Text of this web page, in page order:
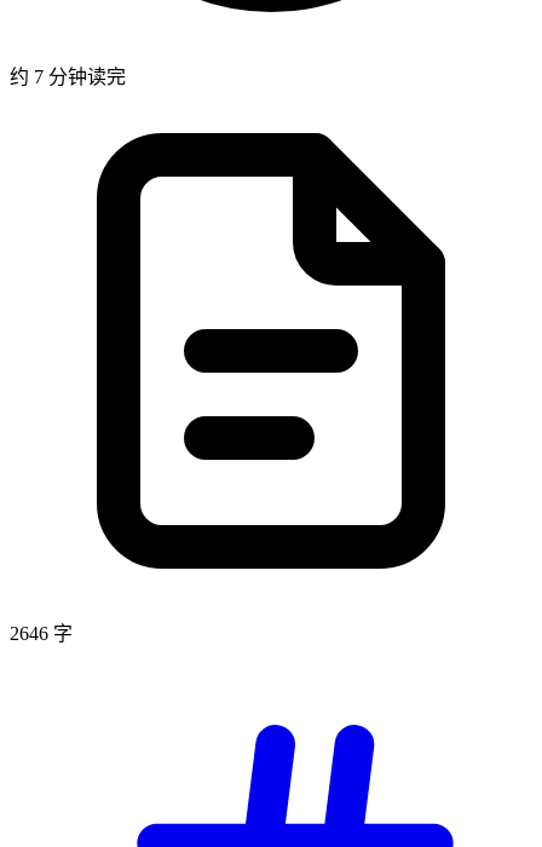
约 7 分钟读完
2646 字